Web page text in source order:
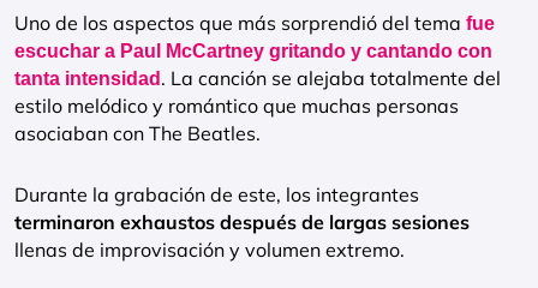
Uno de los aspectos que más sorprendió del tema fue
escuchar a Paul McCartney gritando y cantando con
tanta intensidad . La canción se alejaba totalmente del
estilo melódico y romántico que muchas personas
asociaban con The Beatles.
Durante la grabación de este, los integrantes
terminaron exhaustos después de largas sesiones
llenas de improvisación y volumen extremo.